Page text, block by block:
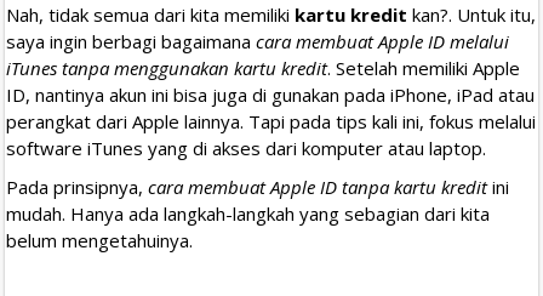
Nah, tidak semua dari kita memiliki kartu kredit kan?. Untuk itu,
saya ingin berbagi bagaimana cara membuat Apple ID melalui
iTunes tanpa menggunakan kartu kredit. Setelah memiliki Apple
ID, nantinya akun ini bisa juga di gunakan pada iPhone, iPad atau
perangkat dari Apple lainnya. Tapi pada tips kali ini, fokus melalui
software iTunes yang di akses dari komputer atau laptop.
Pada prinsipnya, cara membuat Apple ID tanpa kartu kreditini
mudah. Hanya ada langkah-langkah yang sebagian dari kita
belum mengetahuinya.